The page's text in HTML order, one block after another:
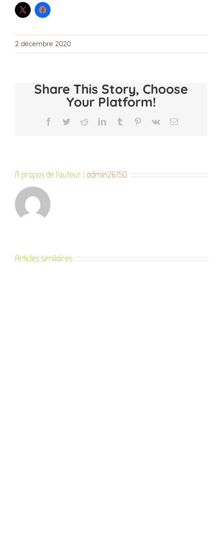
2 décembre 2020
Share This Story, Choose
Your Platform!
Facebook
TwitterRedditLinkedInTumblr Pinterest
Vk Email
À propos de l'auteur :admin26150
Articles similaires